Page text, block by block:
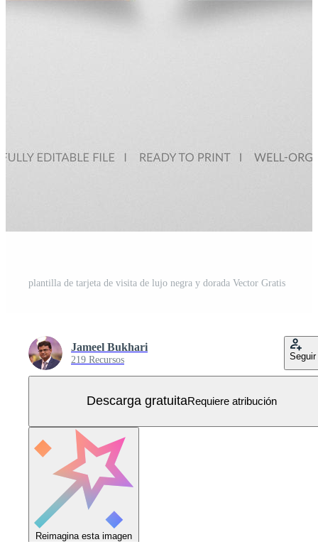
plantilla de tarjeta de visita de lujo negra y dorada Vector Gratis
Jameel Bukhari
219 Recursos Seguir
Descarga gratuitaRequiere atribución
Reimagina esta imagen